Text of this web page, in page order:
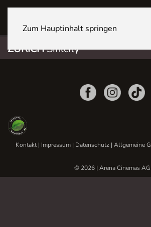
Zum Hauptinhalt springen
ZÜRICHSihlcity
Kontakt| Impressum | Datenschutz | Allgemeine
© 2026 | Arena Cinemas AG